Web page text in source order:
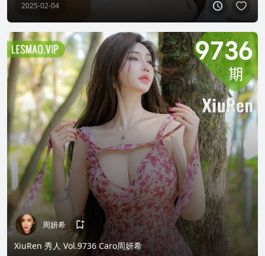
2025-02-04
周妍希
XiuRen 秀人 Vol.9736 Caro周妍希